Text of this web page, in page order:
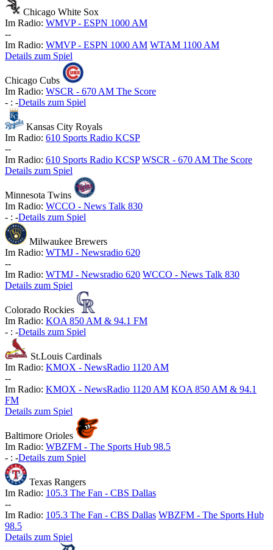
Chicago White Sox
Im Radio: WMVP - ESPN 1000 AM
--
Im Radio: WMVP - ESPN 1000 AM WTAM 1100 AM
Details zum Spiel
Chicago Cubs
Im Radio: WSCR - 670 AM The Score
- : -Details zum Spiel
Kansas City Royals
Im Radio: 610 Sports Radio KCSP
--
Im Radio: 610 Sports Radio KCSP WSCR - 670 AM The Score
Details zum Spiel
Minnesota Twins
Im Radio: WCCO - News Talk 830
- : -Details zum Spiel
Milwaukee Brewers
Im Radio: WTMJ - Newsradio 620
--
Im Radio: WTMJ - Newsradio 620 WCCO - News Talk 830
Details zum Spiel
Colorado Rockies
Im Radio: KOA 850 AM & 94.1 FM
- : -Details zum Spiel
St.Louis Cardinals
Im Radio: KMOX - NewsRadio 1120 AM
--
Im Radio: KMOX - NewsRadio 1120 AM KOA 850 AM & 94.1
FM
Details zum Spiel
Baltimore Orioles
Im Radio: WBZFM - The Sports Hub 98.5
- : -Details zum Spiel
Texas Rangers
Im Radio: 105.3 The Fan - CBS Dallas
--
Im Radio: 105.3 The Fan - CBS Dallas WBZFM - The Sports Hub
98.5
Details zum Spiel